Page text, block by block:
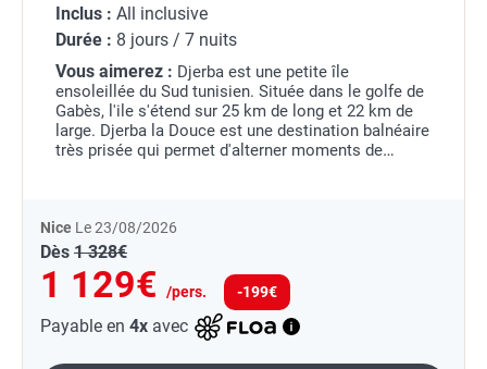
Inclus : All inclusive
Durée : 8 jours / 7 nuits
Vous aimerez : Djerba est une petite île
ensoleillée du Sud tunisien. Située dans le golfe de
Gabès, l'ile s'étend sur 25 km de long et 22 km de
large. Djerba la Douce est une destination balnéaire
très prisée qui permet d'alterner moments de
Nice Le 23/08/2026
Dès 1 328€
1 129€ /pers. -199€
Payable en 4x avec